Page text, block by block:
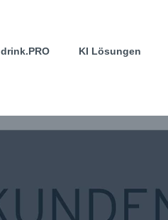
drink.PRO KI Lösungen